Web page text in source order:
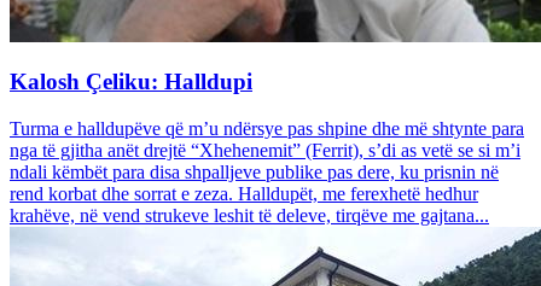
Kalosh Çeliku: Halldupi
Turma e halldupëve që m’u ndërsye pas shpine dhe më shtynte para
nga të gjitha anët drejtë “Xhehenemit” (Ferrit), s’di as vetë se si m’i
ndali këmbët para disa shpalljeve publike pas dere, ku prisnin në
rend korbat dhe sorrat e zeza. Halldupët, me ferexhetë hedhur
krahëve, në vend strukeve leshit të deleve, tirqëve me gajtana...